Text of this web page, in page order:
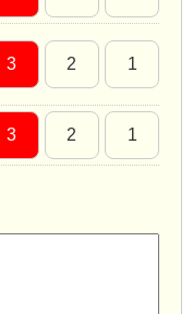
3 2 1
3 2 1